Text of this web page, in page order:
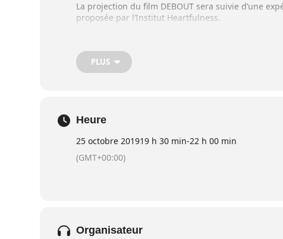
La projection du film DEBOUT sera suivie d’une
proposée par l’Institut Heartfulness.
PLUS
Heure
25 octobre 201919 h 30 min-22 h 00 min
(GMT+00:00)
Organisateur